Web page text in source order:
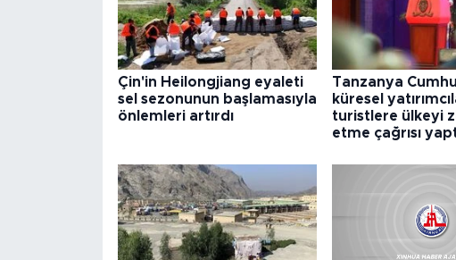
Çin'in Heilongjiang eyaleti
sel sezonunun başlamasıyla
önlemleri artırdı
Tanzanya
küresel
turistlere ülkeyi
etme çağrısı